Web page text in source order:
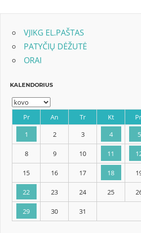
VJIKG EL.PAŠTAS
PATYČIŲ DĖŽUTĖ
ORAI